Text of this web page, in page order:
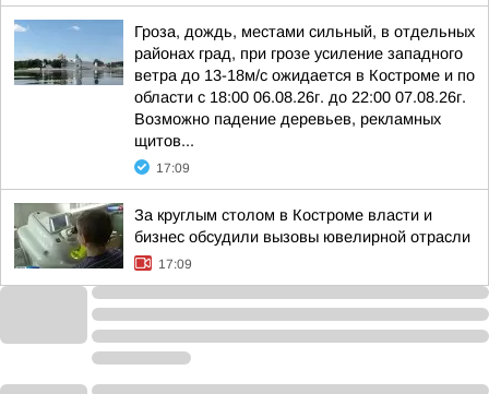
Гроза, дождь, местами сильный, в отдельных
районах град, при грозе усиление западного
ветра до 13-18м/с ожидается в Костроме и по
области с 18:00 06.08.26г. до 22:00 07.08.26г.
Возможно падение деревьев, рекламных
щитов...
17:09
За круглым столом в Костроме власти и
бизнес обсудили вызовы ювелирной отрасли
17:09